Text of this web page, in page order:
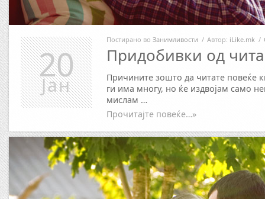
Постирано во Занимливости / Автор: iLike.mk /
Придобивки од
Причините зошто да читате повеќе
ги има многу, но ќе издвојам само
мислам …
Прочитајте повеќе…»
20
Јан